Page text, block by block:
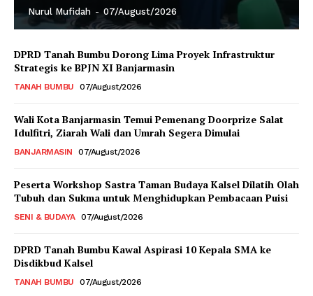
Nurul Mufidah - 07/August/2026
DPRD Tanah Bumbu Dorong Lima Proyek Infrastruktur
Strategis ke BPJN XI Banjarmasin
TANAH BUMBU 07/August/2026
Wali Kota Banjarmasin Temui Pemenang Doorprize Salat
Idulfitri, Ziarah Wali dan Umrah Segera Dimulai
BANJARMASIN 07/August/2026
Peserta Workshop Sastra Taman Budaya Kalsel Dilatih Olah
Tubuh dan Sukma untuk Menghidupkan Pembacaan Puisi
SENI & BUDAYA 07/August/2026
DPRD Tanah Bumbu Kawal Aspirasi 10 Kepala SMA ke
Disdikbud Kalsel
TANAH BUMBU 07/August/2026